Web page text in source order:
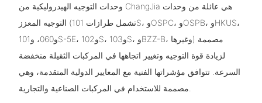
وحدات التوجيه الهيدروليكية من ChangJia هي عائلة من وحدات
التوجيه المعزز (تشمل طرازات 101S، وOSPC، وOSPB، وHKUS،
و060، و101S-5E، و102S، و103S، وBZZ-B، وغيرها) مصممة
لزيادة قوة التوجيه وتغيير اتجاهها في المركبات الثقيلة منخفضة
السرعة. تتوافق مؤشراتها الفنية مع المعايير الدولية المتقدمة، وهي